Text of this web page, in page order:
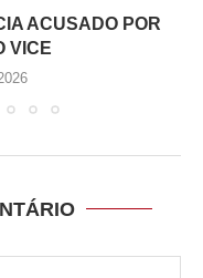
ACUSADO POR
VICE